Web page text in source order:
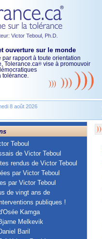
Victor Teboul, Ph.D.
ouverture sur le monde
par rapport à toute orientation
Tolerance.ca® vise à promouvoir
8 août 2026
Teboul
de Victor Teboul
rendus de Victor Teboul
par Victor Teboul
par Victor Teboul
de vingt ans de
publiques !
Kamga
Melkevik
Baril